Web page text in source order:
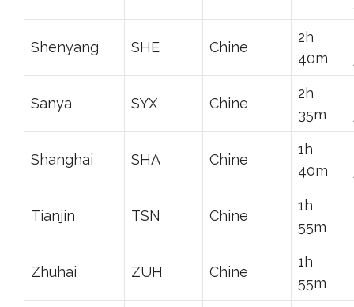
Shenyang SHE Chine
2h
40m
Sanya SYX Chine
2h
35m
Shanghai SHA Chine
1h
40m
Tianjin TSN Chine
1h
55m
Zhuhai ZUH Chine
1h
55m